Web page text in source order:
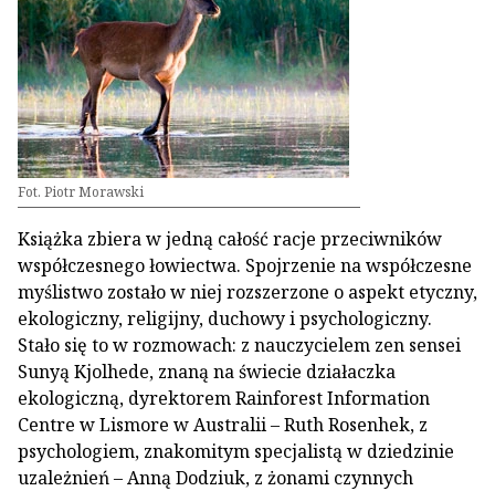
Fot. Piotr Morawski
Książka zbiera w jedną całość racje przeciwników
współczesnego łowiectwa. Spojrzenie na współczesne
myślistwo zostało w niej rozszerzone o aspekt etyczny,
ekologiczny, religijny, duchowy i psychologiczny.
Stało się to w rozmowach: z nauczycielem zen sensei
Sunyą Kjolhede, znaną na świecie działaczka
ekologiczną, dyrektorem Rainforest Information
Centre w Lismore w Australii – Ruth Rosenhek, z
psychologiem, znakomitym specjalistą w dziedzinie
uzależnień – Anną Dodziuk, z żonami czynnych